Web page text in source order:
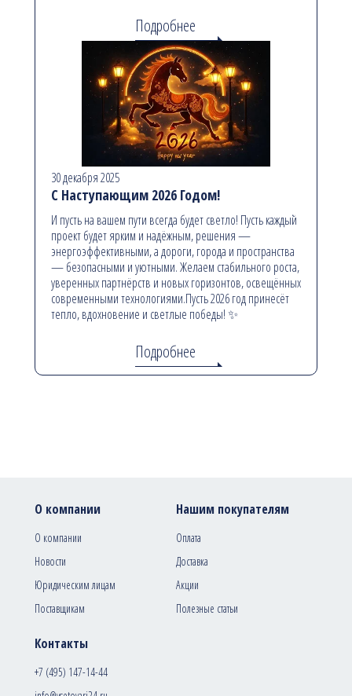
Подробнее
30 декабря 2025
С Наступающим 2026 Годом!
И пусть на вашем пути всегда будет светло! Пусть каждый
проект будет ярким и надёжным, решения —
энергоэффективными, а дороги, города и пространства
— безопасными и уютными. Желаем стабильного роста,
уверенных партнёрств и новых горизонтов, освещённых
современными технологиями.Пусть 2026 год принесёт
тепло, вдохновение и светлые победы! ✨
Подробнее
Контакты
+7 (495) 147-14-44
О компании
О компании
Новости
Юридическим лицам
Поставщикам
Нашим покупателям
Оплата
Доставка
Акции
Полезные статьи